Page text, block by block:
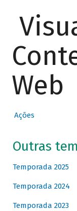
Web
Ações
Outras
Temporada 2025
Temporada 2024
Temporada 2023